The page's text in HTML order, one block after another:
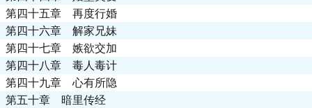
第四十五章 再度行婚
第四十六章 解家兄妹
第四十七章 嫉欲交加
第四十八章 毒人毒计
第四十九章 心有所隐
第五十章 暗里传经